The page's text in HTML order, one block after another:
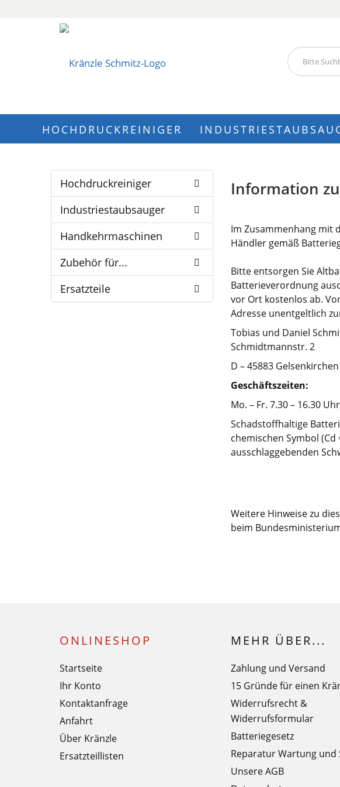
HOCHDRUCKREINIGER
Information
Im Zusammenhang mit
Händler gemäß
Bitte entsorgen Sie
Batterieverordnung
vor Ort kostenlos ab.
Adresse unentgeltlich
Tobias und Daniel
Schmidtmannstr. 2
D – 45883 Gelsenkirchen
Geschäftszeiten:
Mo. – Fr. 7.30 – 16.30 Uhr
Schadstoffhaltige
chemischen Symbol
ausschlaggebenden
Weitere Hinweise zu
beim
Hochdruckreiniger
Industriestaubsauger
Handkehrmaschinen
Zubehör für...
Ersatzteile
ONLINESHOP
Startseite
Ihr Konto
Kontaktanfrage
Anfahrt
Über Kränzle
Ersatzteillisten
MEHR ÜBER...
Zahlung und Versand
15 Gründe für einen
Widerrufsrecht &
Widerrufsformular
Batteriegesetz
Reparatur Wartung und
Unsere AGB